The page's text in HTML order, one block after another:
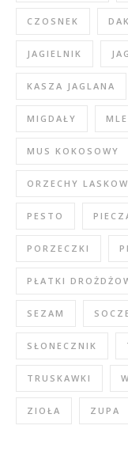
CZOSNEK
JAGIELNIK
KASZA JAGLANA
MIGDAŁY
MUS KOKOSOWY
ORZECHY
PESTO
PORZECZKI
PŁATKI
SEZAM
SŁONECZNIK
TRUSKAWKI
ZIOŁA ZUPA